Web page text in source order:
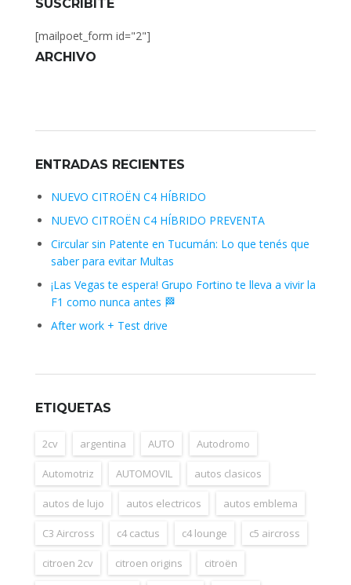
SUSCRIBITE
[mailpoet_form id="2"]
ARCHIVO
ENTRADAS RECIENTES
NUEVO CITROËN C4 HÍBRIDO
NUEVO CITROËN C4 HÍBRIDO PREVENTA
Circular sin Patente en Tucumán: Lo que tenés que
saber para evitar Multas
¡Las Vegas te espera! Grupo Fortino te lleva a vivir la
F1 como nunca antes 🏁
After work + Test drive
ETIQUETAS
2cv argentina AUTO Autodromo
Automotriz AUTOMOVIL autos clasicos
autos de lujo autos electricos autos emblema
C3 Aircross c4 cactus c4 lounge c5 aircross
citroen 2cv citroen origins citroën